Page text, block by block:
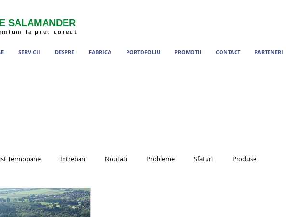
SALAMANDER
la pret corect
SERVICII DESPRE FABRICA PORTOFOLIU PROMOTII CONTACT PARTENERI
Termopane Intrebari Noutati Probleme Sfaturi Produse